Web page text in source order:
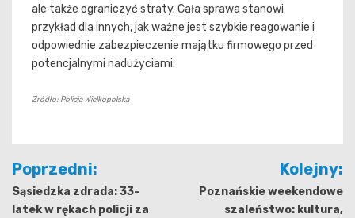
ale także ograniczyć straty. Cała sprawa stanowi
przykład dla innych, jak ważne jest szybkie reagowanie i
odpowiednie zabezpieczenie majątku firmowego przed
potencjalnymi nadużyciami.
Źródło: Policja Wielkopolska
Nawigacja
wpisu
Poprzedni:
Sąsiedzka zdrada: 33-
latek w rękach policji za
Kolejny:
Poznańskie weekendowe
szaleństwo: kultura,